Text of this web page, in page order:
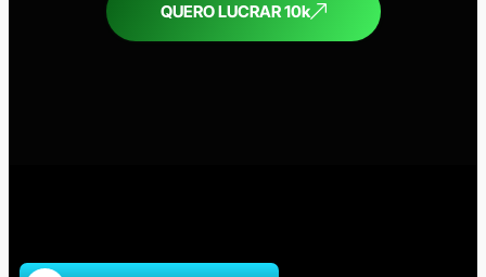
QUERO LUCRAR 10k